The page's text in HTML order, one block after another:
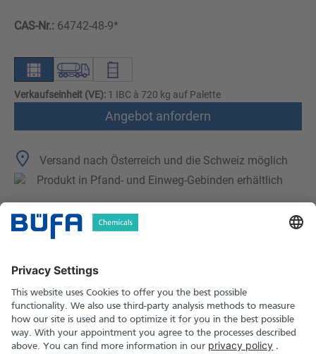
CAS-Nr.: 64742-48-9*
Verkaufseinheit (VE): 1 IBC à 720 kg auf Palette
Angebot anfordern
Versand nach Österreich und die Schweiz möglich
Produkt in Pfand- und Einweg-Gebinden erhältlich
Technische Merkmale
Sicherheitshinweise